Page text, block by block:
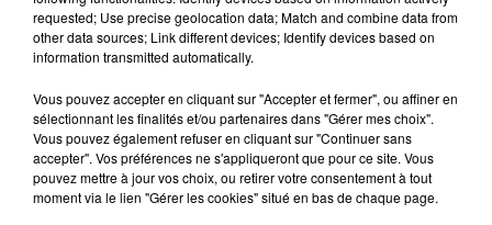
souhaitez l'afficher, merci de nous donner votre accord
en cliquant sur le bouton ci-dessous.
requested; Use precise geolocation data; Match and combine data from
other data sources; Link different devices; Identify devices based on
information transmitted automatically.
Vous pouvez accepter en cliquant sur "Accepter et fermer", ou affiner en
sélectionnant les finalités et/ou partenaires dans "Gérer mes choix".
Vous pouvez également refuser en cliquant sur "Continuer sans
accepter". Vos préférences ne s'appliqueront que pour ce site. Vous
pouvez mettre à jour vos choix, ou retirer votre consentement à tout
moment via le lien "Gérer les cookies" situé en bas de chaque page.